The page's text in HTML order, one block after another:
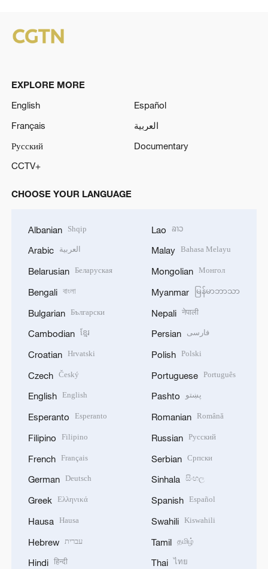
EXPLORE MORE
English
Español
Français
العربية
Русский
Documentary
CCTV+
CHOOSE YOUR LANGUAGE
Albanian Shqip
Arabic العربية
Belarusian Беларуская
Bengali বাংলা
Bulgarian Български
Cambodian ខ្មែរ
Croatian Hrvatski
Czech Český
English English
Esperanto Esperanto
Filipino Filipino
French Français
German Deutsch
Greek Ελληνικά
Hausa Hausa
Hebrew עברית
Hindi हिन्दी
Lao ລາວ
Malay Bahasa Melayu
Mongolian Монгол
Myanmar မြန်မာဘာသာ
Nepali नेपाली
Persian فارسی
Polish Polski
Portuguese Português
Pashto پښتو
Romanian Română
Russian Русский
Serbian Српски
Sinhala සිංහල
Spanish Español
Swahili Kiswahili
Tamil தமிழ்
Thai ไทย